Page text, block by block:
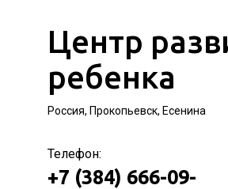
Центр
ребенка
Россия, Прокопьевск, Есенина
Телефон:
+7 (384) 666-09-